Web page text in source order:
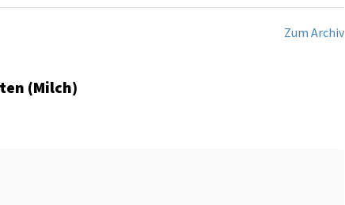
Zum Archiv
(Milch)